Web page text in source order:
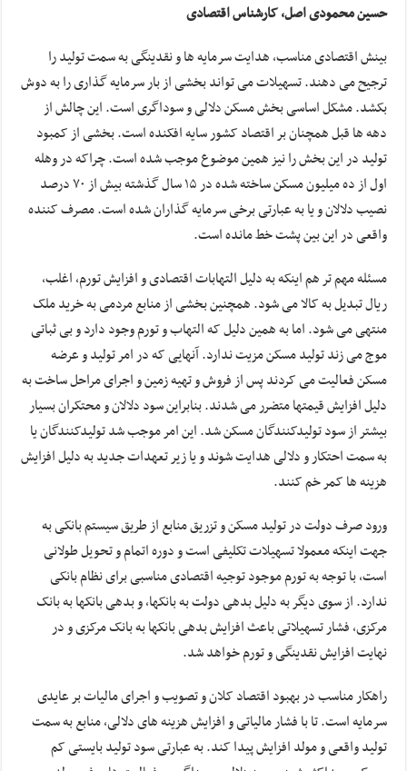
حسین محمودی اصل، کارشناس اقتصادی
بینش اقتصادی مناسب، هدایت سرمایه ها و نقدینگی به سمت تولید را
ترجیح می دهند. تسهیلات می تواند بخشی از بار سرمایه گذاری را به دوش
بکشد. مشکل اساسی بخش مسکن دلالی و سوداگری است. این چالش از
دهه ها قبل همچنان بر اقتصاد کشور سایه افکنده است. بخشی از کمبود
تولید در این بخش را نیز همین موضوع موجب شده است. چراکه در وهله
اول از ده میلیون مسکن ساخته شده در ۱۵ سال گذشته بیش از ۷۰ درصد
نصیب دلالان و یا به عبارتی برخی سرمایه گذاران شده است. مصرف کننده
واقعی در این بین پشت خط مانده است.
مسئله مهم تر هم اینکه به دلیل التهابات اقتصادی و افزایش تورم، اغلب،
ریال تبدیل به کالا می شود. همچنین بخشی از منابع مردمی به خرید ملک
منتهی می شود. اما به همین دلیل که التهاب و تورم وجود دارد و بی ثباتی
موج می زند تولید مسکن مزیت ندارد. آنهایی که در امر تولید و عرضه
مسکن فعالیت می کردند پس از فروش و تهیه زمین و اجرای مراحل ساخت به
دلیل افزایش قیمتها متضرر می شدند. بنابراین سود دلالان و محتکران بسیار
بیشتر از سود تولیدکنندگان مسکن شد. این امر موجب شد تولیدکنندگان یا
به سمت احتکار و دلالی هدایت شوند و یا زیر تعهدات جدید به دلیل افزایش
هزینه ها کمر خم کنند.
ورود صرف دولت در تولید مسکن و تزریق منابع از طریق سیستم بانکی به
جهت اینکه معمولا تسهیلات تکلیفی است و دوره اتمام و تحویل طولانی
است، با توجه به تورم موجود توجیه اقتصادی مناسبی برای نظام بانکی
ندارد. از سوی دیگر به دلیل بدهی دولت به بانکها، و بدهی بانکها به بانک
مرکزی، فشار تسهیلاتی باعث افزایش بدهی بانکها به بانک مرکزی و در
نهایت افزایش نقدینگی و تورم خواهد شد.
راهکار مناسب در بهبود اقتصاد کلان و تصویب و اجرای مالیات بر عایدی
سرمایه است. تا با فشار مالیاتی و افزایش هزینه های دلالی، منابع به سمت
تولید واقعی و مولد افزایش پیدا کند. به عبارتی سود تولید بایستی کم